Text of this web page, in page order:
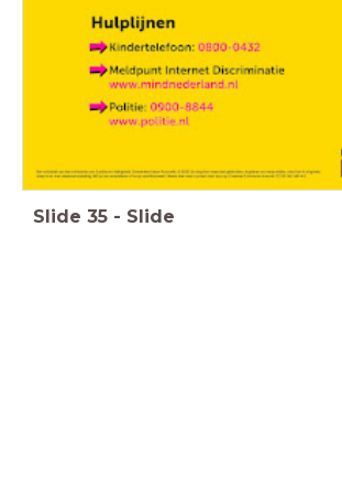
Slide 35 - Slide